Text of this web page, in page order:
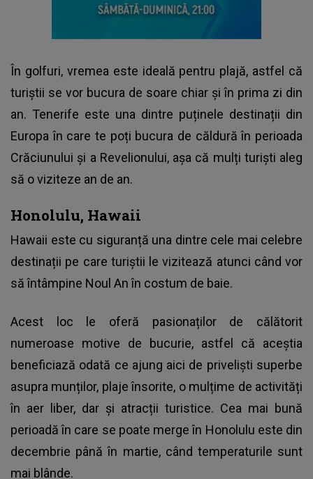
În golfuri, vremea este ideală pentru plajă, astfel că
turiștii se vor bucura de soare chiar și în prima zi din
an. Tenerife este una dintre puținele destinații din
Europa în care te poți bucura de căldură în perioada
Crăciunului și a Revelionului, așa că mulți turiști aleg
să o viziteze an de an.
Honolulu, Hawaii
Hawaii este cu siguranță una dintre cele mai celebre
destinații pe care turiștii le vizitează atunci când vor
să întâmpine Noul An în costum de baie.
Acest loc le oferă pasionaților de călătorit
numeroase motive de bucurie, astfel că aceștia
beneficiază odată ce ajung aici de priveliști superbe
asupra munților, plaje însorite, o mulțime de activități
în aer liber, dar și atracții turistice. Cea mai bună
perioadă în care se poate merge în Honolulu este din
decembrie până în martie, când temperaturile sunt
mai blânde.